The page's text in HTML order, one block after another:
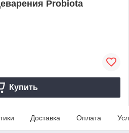
Probiota
Купить
Доставка Оплата